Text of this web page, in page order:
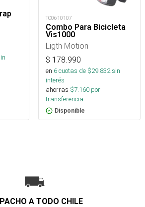
TC0610107
Combo Para Bicicleta
Vis1000
Ligth Motion
$ 178.990
en 6cuotas de $29.832sin
interés
ahorras $7.160 por
transferencia.
Disponible
A TODO CHILE